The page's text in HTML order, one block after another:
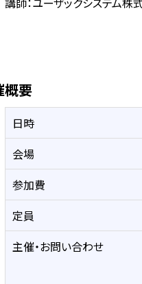
概要
日時
会場
参加費
定員
主催・お問い合わせ